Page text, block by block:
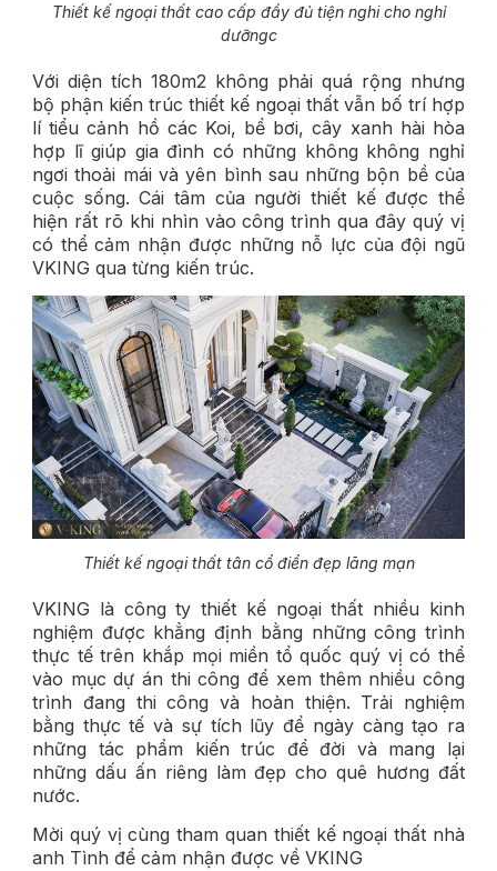
Thiết kế ngoại thất cao cấp đầy đủ tiện nghi cho nghỉ
dưỡngc
Với diện tích 180m2 không phải quá rộng nhưng
bộ phận kiến trúc thiết kế ngoại thất vẫn bố trí hợp
lí tiểu cảnh hồ các Koi, bể bơi, cây xanh hài hòa
hợp lĩ giúp gia đình có những không không nghỉ
ngơi thoải mái và yên bình sau những bộn bề của
cuộc sống. Cái tâm của người thiết kế được thể
hiện rất rõ khi nhìn vào công trình qua đây quý vị
có thể cảm nhận được những nỗ lực của đội ngũ
VKING qua từng kiến trúc.
Thiết kế ngoại thất tân cổ điển đẹp lãng mạn
VKING là công ty thiết kế ngoại thất nhiều kinh
nghiệm được khẳng định bằng những công trình
thực tế trên khắp mọi miền tổ quốc quý vị có thể
vào mục dự án thi công để xem thêm nhiều công
trình đang thi công và hoàn thiện. Trải nghiệm
bằng thực tế và sự tích lũy để ngày càng tạo ra
những tác phẩm kiến trúc để đời và mang lại
những dấu ấn riêng làm đẹp cho quê hương đất
nước.
Mời quý vị cùng tham quan thiết kế ngoại thất nhà
anh Tình để cảm nhận được về VKING